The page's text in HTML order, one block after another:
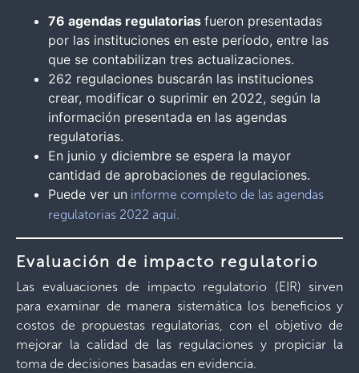
76 agendas regulatorias fueron presentadas
por las instituciones en este período, entre las
que se contabilizan tres actualizaciones.
262 regulaciones buscarán las instituciones
crear, modificar o suprimir en 2022, según la
información presentada en las agendas
regulatorias.
En junio y diciembre se espera la mayor
cantidad de aprobaciones de regulaciones.
Puede ver un informe completo de las agendas
regulatorias 2022 aquí.
Evaluación de impacto regulatorio
Las evaluaciones de impacto regulatorio (EIR) sirven
para examinar de manera sistemática los beneficios y
costos de propuestas regulatorias, con el objetivo de
mejorar la calidad de las regulaciones y propiciar la
toma de decisiones basadas en evidencia.